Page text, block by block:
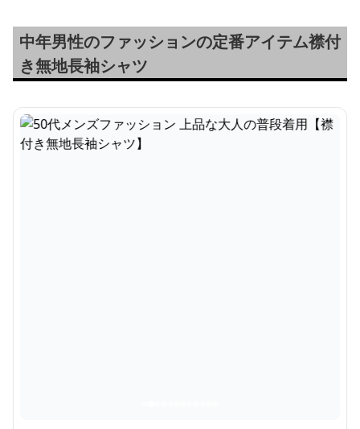
中年男性のファッションの定番アイテム襟付
き無地長袖シャツ